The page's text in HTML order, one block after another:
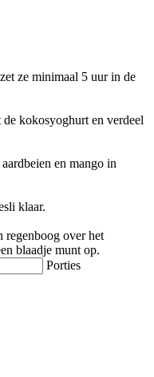
ze minimaal 5 uur in de
kokosyoghurt en verdeel
en mango in
klaar.
regenboog over het
blaadje munt op.
Porties